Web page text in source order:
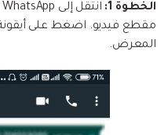
الخطوة 1:
مقطع فيديو. اضغط على أيقونة
المعرض.